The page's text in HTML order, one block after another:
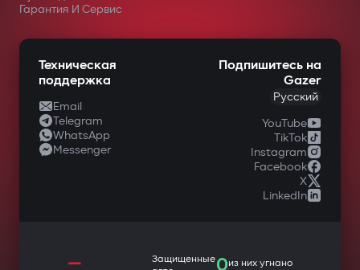
Гарантия И Сервис
Техническая
поддержка
Email
Telegram
WhatsApp
Messenger
Подпишитесь на
Gazer
Русский
YouTube
TikTok
Instagram
Facebook
X
LinkedIn
—
Защищенные0из них угнано